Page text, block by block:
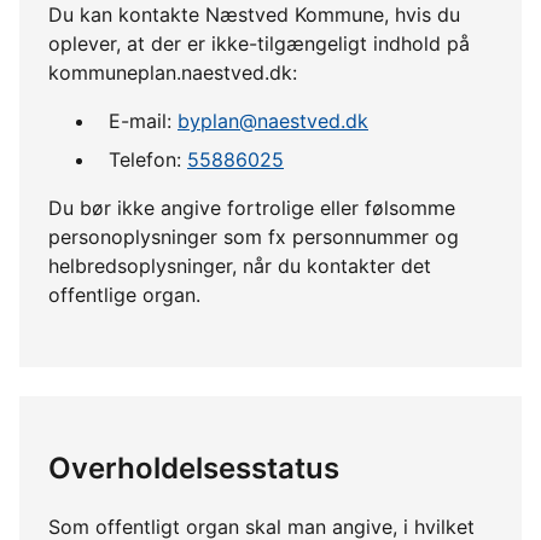
Du kan kontakte Næstved Kommune, hvis du
oplever, at der er ikke-tilgængeligt indhold på
kommuneplan.naestved.dk:
E-mail: byplan@naestved.dk
Telefon: 55886025
Du bør ikke angive fortrolige eller følsomme
personoplysninger som fx personnummer og
helbredsoplysninger, når du kontakter det
offentlige organ.
Overholdelsesstatus
Som offentligt organ skal man angive, i hvilket